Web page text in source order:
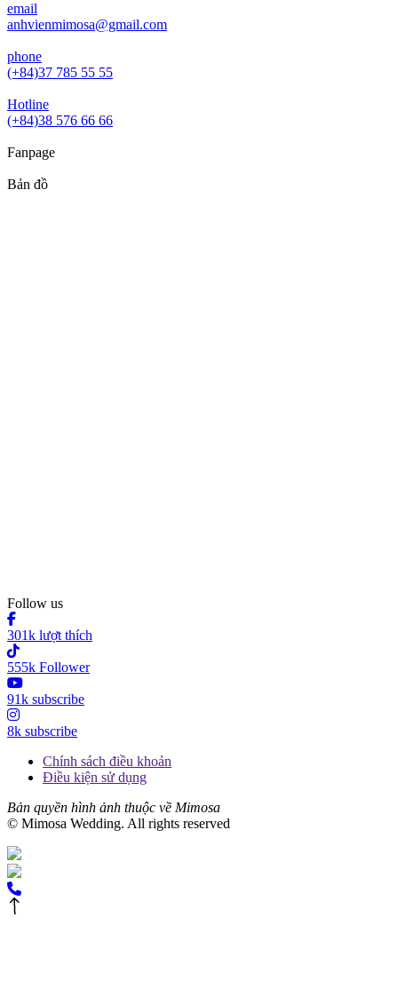
email
anhvienmimosa@gmail.com
phone
(+84)37 785 55 55
Hotline
(+84)38 576 66 66
Fanpage
Bản đồ
Follow us
301k lượt thích
555k Follower
91k subscribe
8k subscribe
Chính sách điều khoản
Điều kiện sử dụng
Bản quyền hình ảnh thuộc về Mimosa
© Mimosa Wedding. All rights reserved